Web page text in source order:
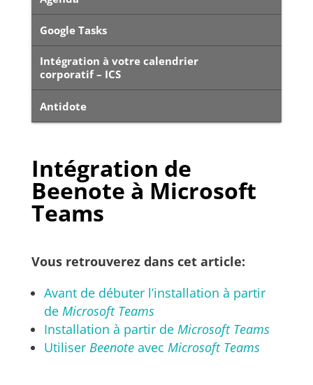
Google Tasks
Intégration à votre calendrier
corporatif – ICS
Antidote
Intégration de
Beenote à Microsoft
Teams
Vous retrouverez dans cet article:
Avant de débuter l’installation à partir
de Microsoft Teams
Installation à partir de Microsoft Teams
Utiliser Beenote avec Microsoft Teams